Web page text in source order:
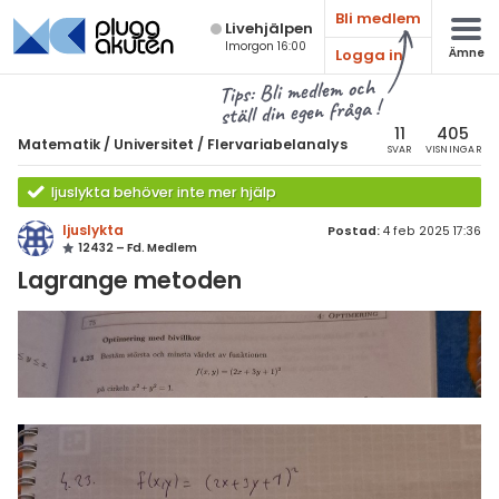
Live­hjälpen
Imorgon 16:00
Bli medlem
Logga in
Ämne
Tips: Bli medlem och
ställ din egen fråga !
Matematik / Universitet / Flervariabelanalys 11
SVAR
405
VISNINGAR
ljuslykta behöver inte mer hjälp
ljuslykta
12432 – Fd. Medlem
Postad: 4 feb 2025 17:36
Lagrange metoden
Alla ämnen
Alla trådar
7
8
9
2
4
Matematik
Universitet
Alla trådar
Sannolikhet och Statistik
Diskret matematik
& Bygg
språk